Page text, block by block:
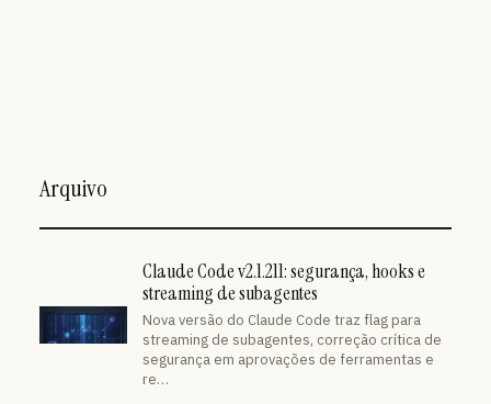
Arquivo
Claude Code v2.1.211: segurança, hooks e
streaming de subagentes
Nova versão do Claude Code traz flag para
streaming de subagentes, correção crítica de
segurança em aprovações de ferramentas e
re…